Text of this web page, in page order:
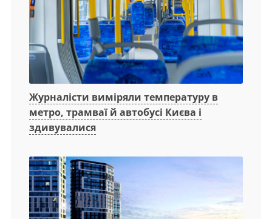
Журналісти виміряли температуру в
метро, трамваї й автобусі Києва і
здивувалися